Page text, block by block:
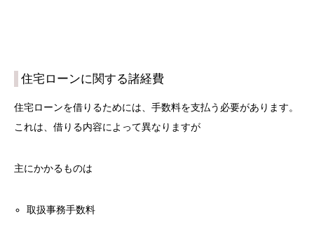
住宅ローンに関する諸経費
住宅ローンを借りるためには、手数料を支払う必要があります。
これは、借りる内容によって異なりますが
主にかかるものは
取扱事務手数料